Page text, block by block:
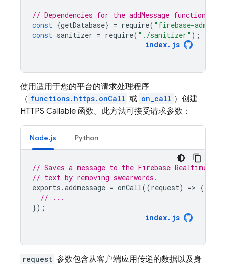
// Dependencies for the addMessage function.
const {getDatabase} = require( "firebase-admin/
const sanitizer = require( "./sanitizer" );
index. js
使用适用于您的平台的请求处理程序
（ functions.https.onCall 或 on_call ）创建
HTTPS Callable 函数。此方法可接受请求参数：
Node.js Python
// Saves a message to the Firebase Realtime
// text by removing swearwords.
exports .addmessage = onCall((request) => {
// ...
});
index. js
request 参数包含从客户端应用传递的数据以及身